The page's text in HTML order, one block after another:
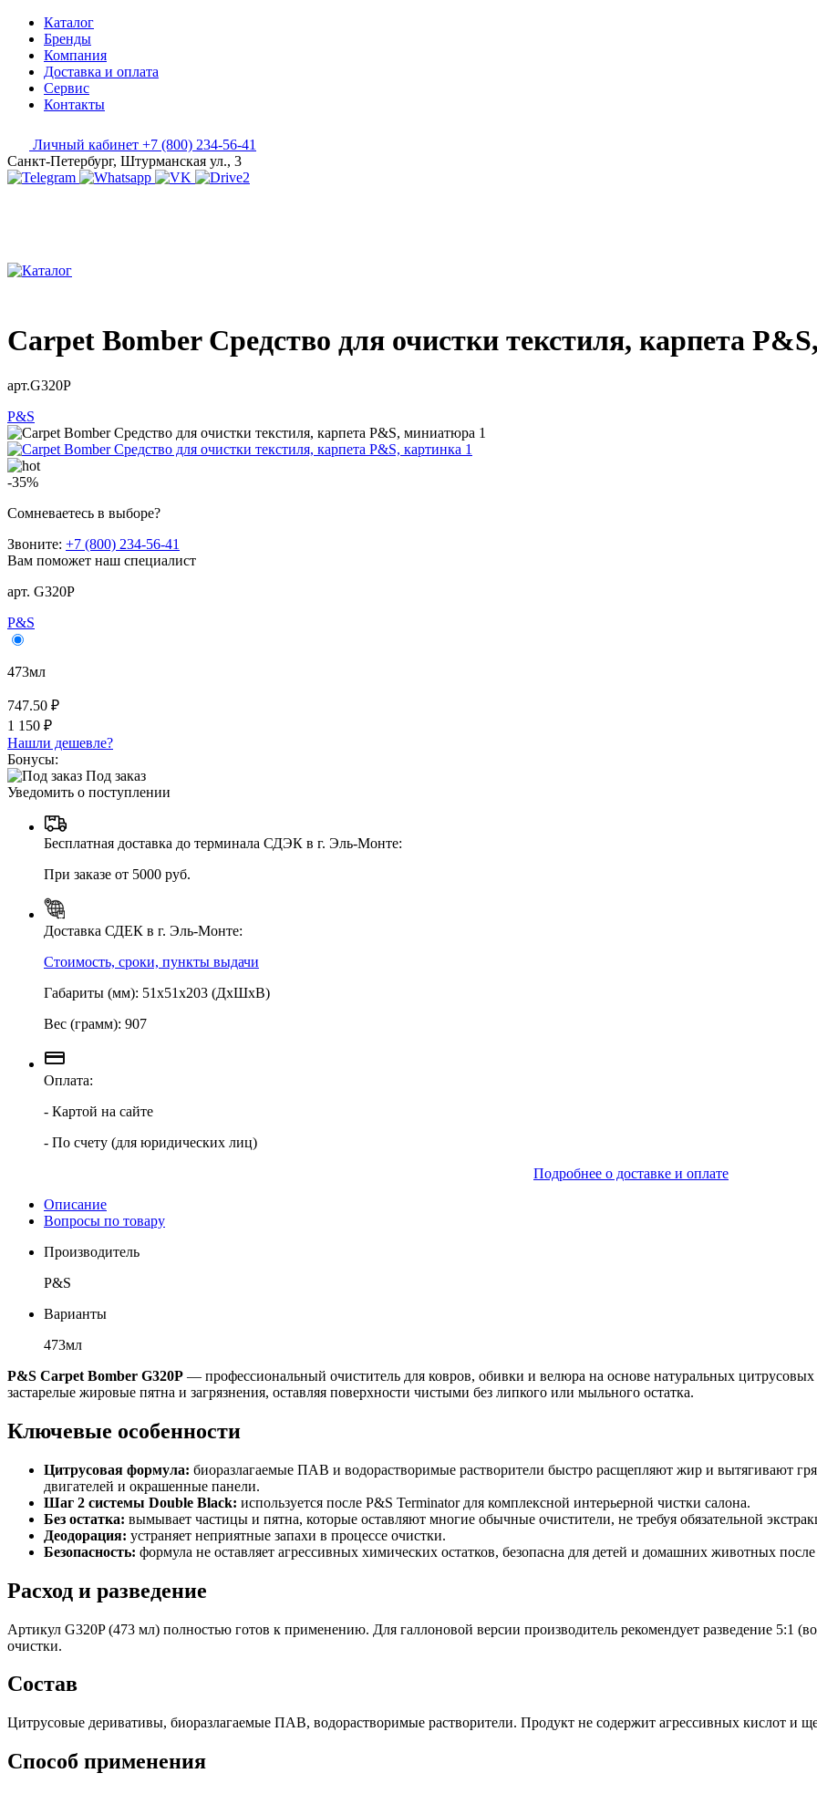
Каталог
Бренды
Компания
Доставка и оплата
Сервис
Контакты
Личный кабинет +7 (800) 234-56-41
Санкт-Петербург, Штурманская ул., 3
Carpet Bomber Средство для очистки текстиля, карпета
арт.G320P
P&S
-35%
Сомневаетесь в выборе?
Звоните: +7 (800) 234-56-41
Вам поможет наш специалист
арт. G320P
P&S
473мл
747.50 ₽
1 150 ₽
Нашли дешевле?
Бонусы:
Под заказ
Уведомить о поступлении
Бесплатная доставка до терминала СДЭК в г. Эль-Монте:
При заказе от 5000 руб.
Доставка СДЕК в г. Эль-Монте:
Стоимость, сроки, пункты выдачи
Габариты (мм): 51х51х203 (ДхШхВ)
Вес (грамм): 907
Оплата:
- Картой на сайте
- По счету (для юридических лиц)
Подробнее о доставке и оплате
Описание
Вопросы по товару
Производитель
P&S
Варианты
473мл
P&S Carpet Bomber G320P — профессиональный очиститель для ковров, обивки и велюра на основе натуральных
застарелые жировые пятна и загрязнения, оставляя поверхности чистыми без липкого или мыльного остатка.
Ключевые особенности
Цитрусовая формула: биоразлагаемые ПАВ и водорастворимые растворители быстро расщепляют жир и вытягивают
двигателей и окрашенные панели.
Шаг 2 системы Double Black: используется после P&S Terminator для комплексной интерьерной чистки салона.
Без остатка: вымывает частицы и пятна, которые оставляют многие обычные очистители, не требуя обязательной
Деодорация: устраняет неприятные запахи в процессе очистки.
Безопасность: формула не оставляет агрессивных химических остатков, безопасна для детей и домашних животных
Расход и разведение
Артикул G320P (473 мл) полностью готов к применению. Для галлоновой версии производитель рекомендует разведение 5:1
очистки.
Состав
Цитрусовые деривативы, биоразлагаемые ПАВ, водорастворимые растворители. Продукт не содержит агрессивных кислот и
Способ применения